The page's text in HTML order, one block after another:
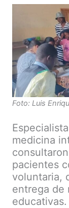
Foto: Luis
medicina
pacientes
voluntaria,
entrega de
educativas.